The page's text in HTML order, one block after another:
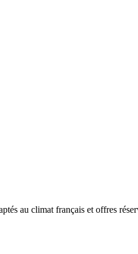
au climat français et offres